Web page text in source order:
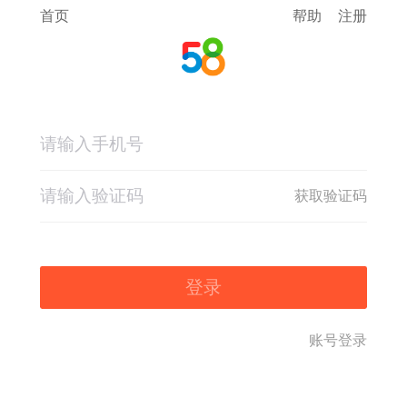
首页 帮助 注册
获取验证码
登录
账号登录